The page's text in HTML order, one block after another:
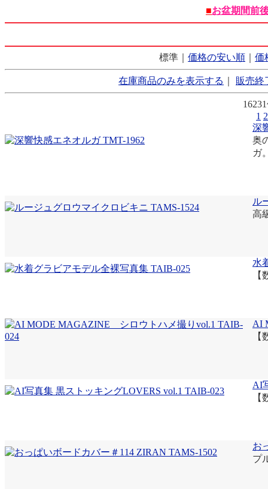
■お盆期間前
標準｜ 価格の安い順 価
在庫商品のみを表示する 販売終
1 2
深
奥
ガ
ル
高
水
AI
AI
お
プ